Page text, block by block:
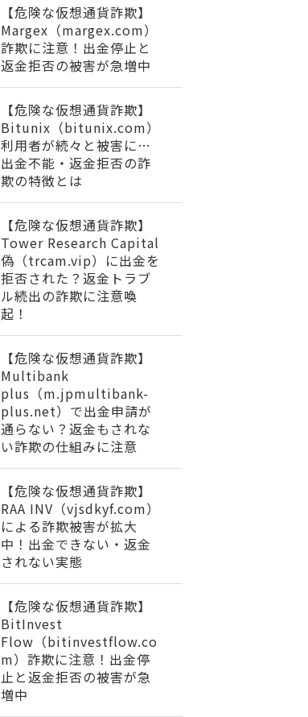
【危険な仮想通貨詐欺】
Margex（margex.com）
詐欺に注意！出金停止と
返金拒否の被害が急増中
【危険な仮想通貨詐欺】
Bitunix（bitunix.com）
利用者が続々と被害に…
出金不能・返金拒否の詐
欺の特徴とは
【危険な仮想通貨詐欺】
Tower Research Capital
偽（trcam.vip）に出金を
拒否された？返金トラブ
ル続出の詐欺に注意喚
起！
【危険な仮想通貨詐欺】
Multibank
plus（m.jpmultibank-
plus.net）で出金申請が
通らない？返金もされな
い詐欺の仕組みに注意
【危険な仮想通貨詐欺】
RAA INV（vjsdkyf.com）
による詐欺被害が拡大
中！出金できない・返金
されない実態
【危険な仮想通貨詐欺】
BitInvest
Flow（bitinvestflow.co
m）詐欺に注意！出金停
止と返金拒否の被害が急
増中